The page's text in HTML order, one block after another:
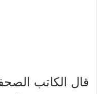
قال الكاتب